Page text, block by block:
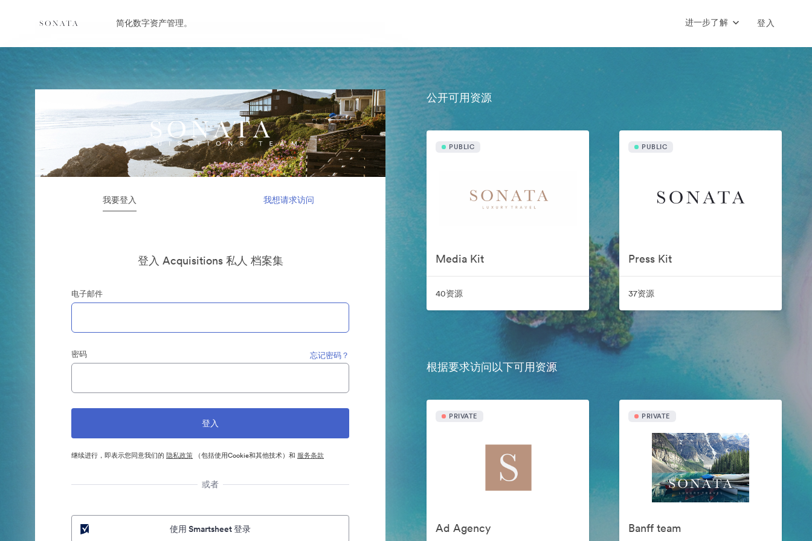
简化数字资产管理。 进一步了解 登入
我要登入 我想请求访问
登入 Acquisitions 私人 档案集
电子邮件
密码 忘记密码？
继续进行，即表示您同意我们的隐私政策 （包括使用Cookie和其他技术）和 服务条款
或者
使用 Smartsheet 登录
公开可用资源
PUBLIC
Media Kit
40资源
PUBLIC
Press Kit
37资源
根据要求访问以下可用资源
PRIVATE
Ad Agency
PRIVATE
Banff team